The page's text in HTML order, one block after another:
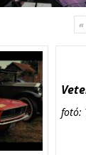
«
fotó: